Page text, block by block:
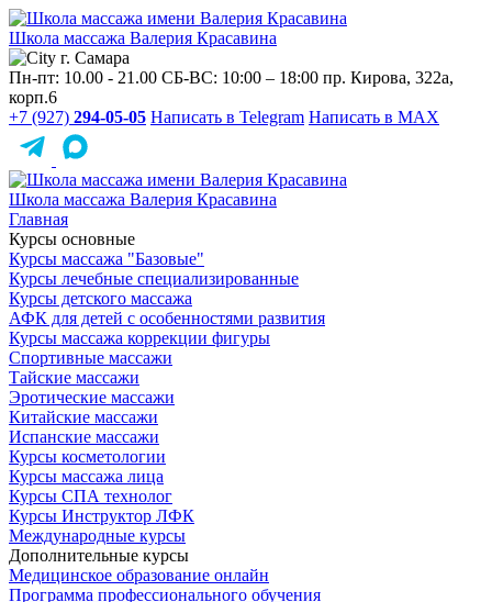
Школа массажа Валерия Красавина
г. Самара
Пн-пт: 10.00 - 21.00 СБ-ВС: 10:00 – 18:00 пр. Кирова, 322a,
корп.6
+7 (927) 294-05-05 Написать в Telegram Написать в MAX
Школа массажа Валерия Красавина
Главная
Курсы основные
Курсы массажа "Базовые"
Курсы лечебные специализированные
Курсы детского массажа
АФК для детей с особенностями развития
Курсы массажа коррекции фигуры
Спортивные массажи
Тайские массажи
Эротические массажи
Китайские массажи
Испанские массажи
Курсы косметологии
Курсы массажа лица
Курсы СПА технолог
Курсы Инструктор ЛФК
Международные курсы
Дополнительные курсы
Медицинское образование онлайн
Программа профессионального обучения